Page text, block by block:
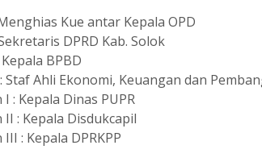
Kue antar Kepala OPD
DPRD Kab. Solok
BPBD
Staf Ahli Ekonomi, Keuangan dan
: Kepala Dinas PUPR
II : Kepala Disdukcapil
: Kepala DPRKPP